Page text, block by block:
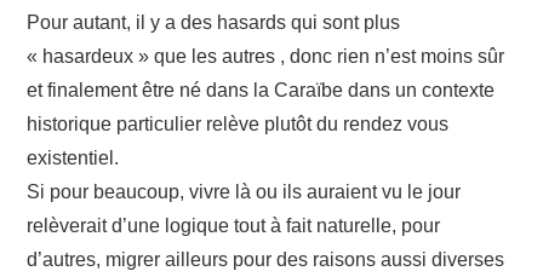
Pour autant, il y a des hasards qui sont plus
« hasardeux » que les autres , donc rien n’est moins sûr
et finalement être né dans la Caraïbe dans un contexte
historique particulier relève plutôt du rendez vous
existentiel.
Si pour beaucoup, vivre là ou ils auraient vu le jour
relèverait d’une logique tout à fait naturelle, pour
d’autres, migrer ailleurs pour des raisons aussi diverses